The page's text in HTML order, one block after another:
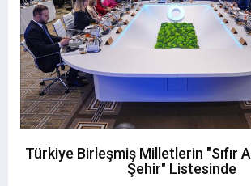
Türkiye Birleşmiş Milletlerin "Sıfır
Şehir" Listesinde